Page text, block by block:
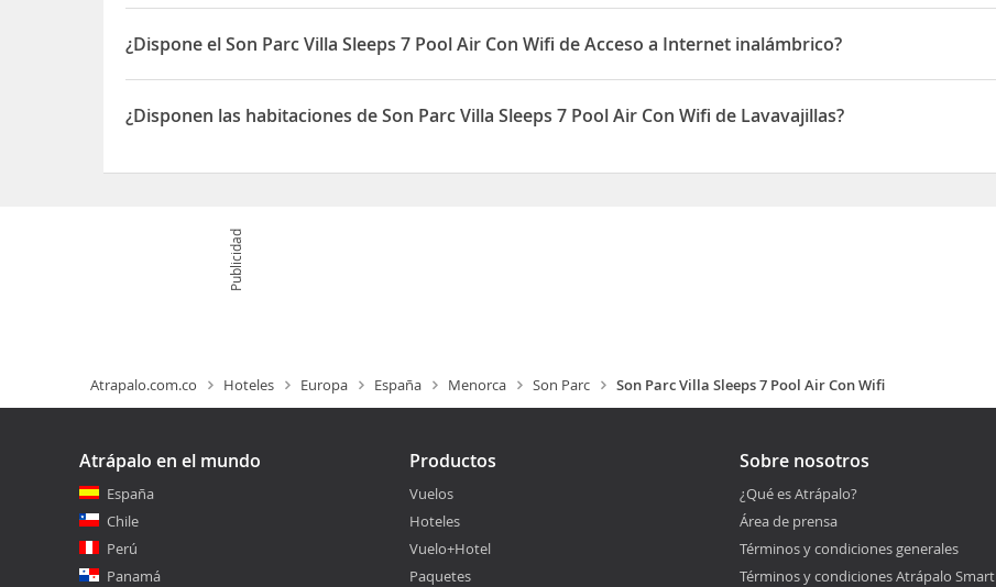
Sí, el Son Parc Villa Sleeps 7 Pool Air Con Wifi dispone de Parqueadero
¿Dispone el Son Parc Villa Sleeps 7 Pool Air Con Wifi de Acceso a Internet inalámbrico?
Sí, el Son Parc Villa Sleeps 7 Pool Air Con Wifi dispone de Acceso a Internet inalámbrico
¿Disponen las habitaciones de Son Parc Villa Sleeps 7 Pool Air Con Wifi de Lavavajillas?
Publicidad
Atrapalo.com.co Hoteles Europa España Menorca Son Parc Son Parc Villa Sleeps 7 Pool Air Con Wifi
Atrápalo en el mundo
España
Chile
Perú
Panamá
Productos
Vuelos
Hoteles
Vuelo+Hotel
Paquetes
Sobre nosotros
¿Qué es Atrápalo?
Área de prensa
Términos y condiciones generales
Términos y condiciones Atrápalo Smart